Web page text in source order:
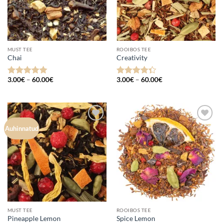
MUST TEE
Chai
Hinnanguga
3.00€ – 60.00€Hinnavahemik:
ROOIBOS TEE
Creativity
Hinnanguga
3.00€ – 60.00€Hinnavahemik:
Auhinnatud
Lisa
lemmikuks
MUST TEE
Pineapple Lemon
Lisa
lemmikuks
ROOIBOS TEE
Spice Lemon